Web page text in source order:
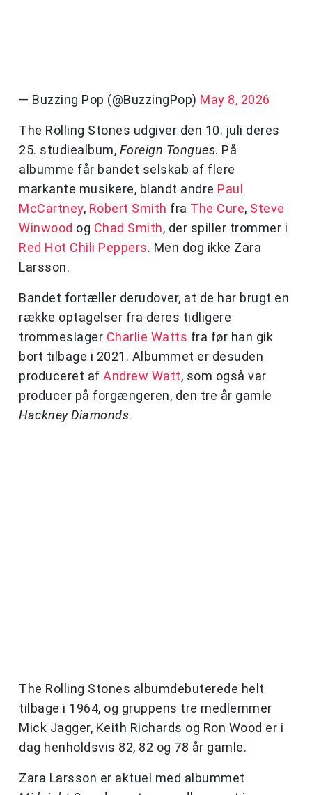
— Buzzing Pop (@BuzzingPop) May 8, 2026
The Rolling Stones udgiver den 10. juli deres
25. studiealbum, Foreign Tongues. På
albumme får bandet selskab af flere
markante musikere, blandt andre Paul
McCartney, Robert Smith fra The Cure, Steve
Winwood og Chad Smith, der spiller trommer i
Red Hot Chili Peppers. Men dog ikke Zara
Larsson.
Bandet fortæller derudover, at de har brugt en
række optagelser fra deres tidligere
trommeslager Charlie Watts fra før han gik
bort tilbage i 2021. Albummet er desuden
produceret af Andrew Watt, som også var
producer på forgængeren, den tre år gamle
Hackney Diamonds.
The Rolling Stones albumdebuterede helt
tilbage i 1964, og gruppens tre medlemmer
Mick Jagger, Keith Richards og Ron Wood er i
dag henholdsvis 82, 82 og 78 år gamle.
Zara Larsson er aktuel med albummet